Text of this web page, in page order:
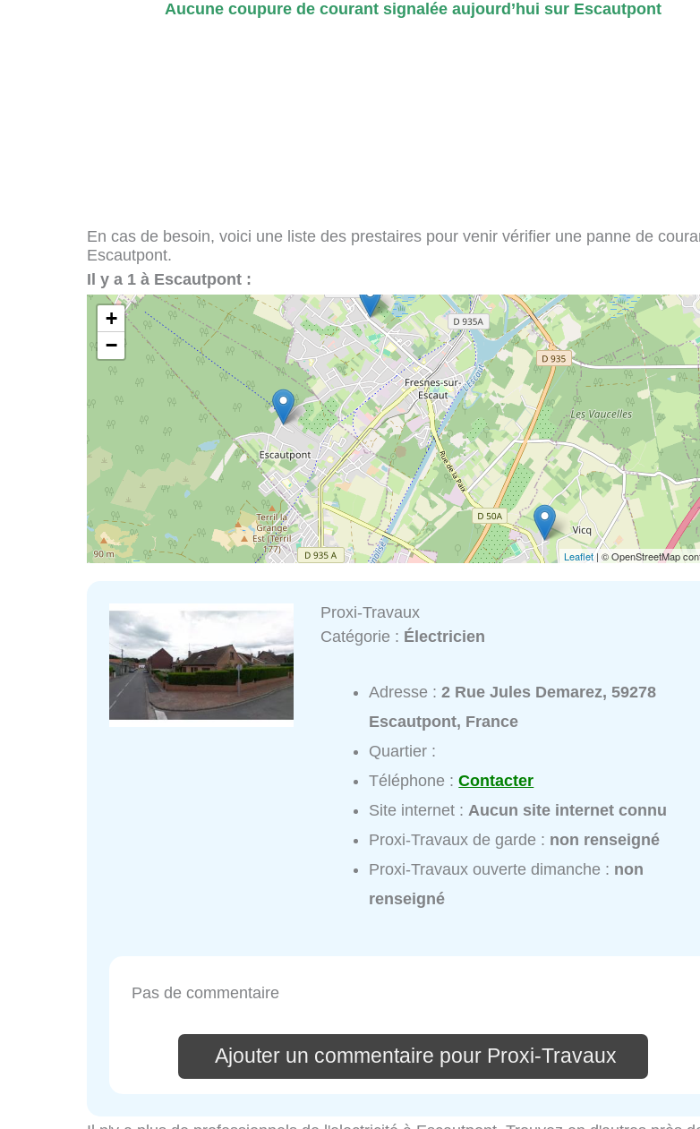
Aucune coupure de courant signalée aujourd’hui sur Escautpont
En cas de besoin, voici une liste des prestaires pour venir vérifier une panne de
Escautpont.
Il y a 1 à Escautpont :
+
−
Leaflet | © OpenStreetMap
Proxi-Travaux
Catégorie : Électricien
Adresse :2 Rue Jules Demarez, 59278
Escautpont, France
Quartier :
Téléphone :Contacter
Site internet : Aucun site internet connu
Proxi-Travaux de garde : non renseigné
Proxi-Travaux ouverte dimanche : non
renseigné
Pas de commentaire
Ajouter un commentaire pour Proxi-Travaux